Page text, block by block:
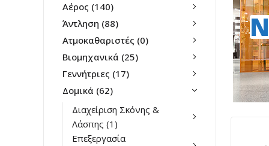
Αέρος (140)
Άντληση (88)
Ατμοκαθαριστές (0)
Βιομηχανικά (25)
Γεννήτριες (17)
Δομικά (62)
Διαχείριση Σκόνης &
Λάσπης (1)
Επεξεργασία